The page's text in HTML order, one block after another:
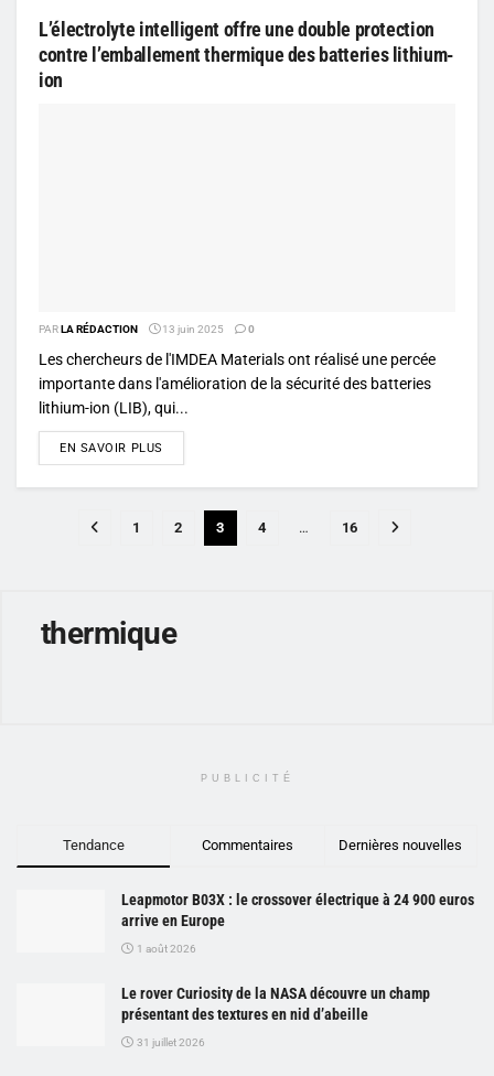
L’électrolyte intelligent offre une double protection
contre l’emballement thermique des batteries lithium-
ion
PARLA RÉDACTION 13 juin 2025 0
Les chercheurs de l'IMDEA Materials ont réalisé une percée
importante dans l'amélioration de la sécurité des batteries
lithium-ion (LIB), qui...
EN SAVOIR PLUS
1 2 3 4 … 16
thermique
PUBLICITÉ
Tendance Commentaires Dernières nouvelles
Leapmotor B03X : le crossover électrique à 24 900 euros
arrive en Europe
1 août 2026
Le rover Curiosity de la NASA découvre un champ
présentant des textures en nid d’abeille
31 juillet 2026